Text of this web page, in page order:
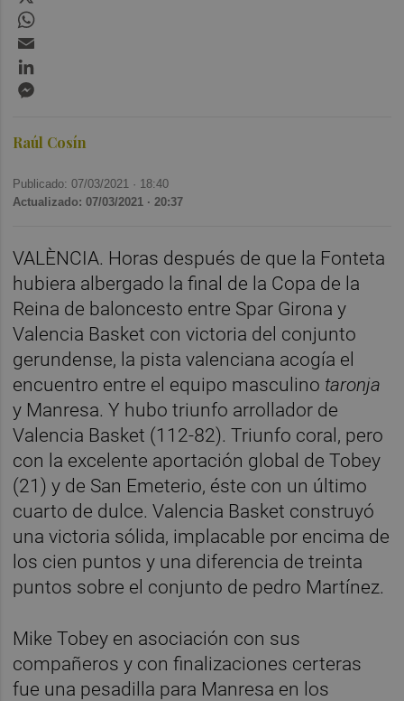
Raúl Cosín
Publicado: 07/03/2021 · 18:40
Actualizado: 07/03/2021 · 20:37
VALÈNCIA. Horas después de que la Fonteta
hubiera albergado la final de la Copa de la
Reina de baloncesto entre Spar Girona y
Valencia Basket con victoria del conjunto
gerundense, la pista valenciana acogía el
encuentro entre el equipo masculino taronja
y Manresa. Y hubo triunfo arrollador de
Valencia Basket (112-82). Triunfo coral, pero
con la excelente aportación global de Tobey
(21) y de San Emeterio, éste con un último
cuarto de dulce. Valencia Basket construyó
una victoria sólida, implacable por encima de
los cien puntos y una diferencia de treinta
puntos sobre el conjunto de pedro Martínez.
Mike Tobey en asociación con sus
compañeros y con finalizaciones certeras
fue una pesadilla para Manresa en los